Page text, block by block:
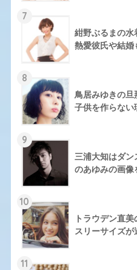
7
紺野ぶるまの水
熱愛彼氏や結婚
8
鳥居みゆきの
子供を作らない
9
三浦大知はダ
のあゆみの画像
10
トラウデン直
スリーサイズが
11